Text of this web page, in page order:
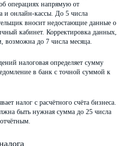
операциях напрямую от
и онлайн-кассы. До 5 числа
вносит недостающие данные о
кабинет. Корректировка данных,
возможна до 7 числа месяца.
налоговая определяет сумму
в банк с точной суммой к
налог с расчётного счёта бизнеса.
быть нужная сумма до 25 числа